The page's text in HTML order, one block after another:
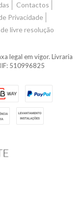
Contactos
Privacidade
livre resolução
legal em vigor. Livraria
510996825